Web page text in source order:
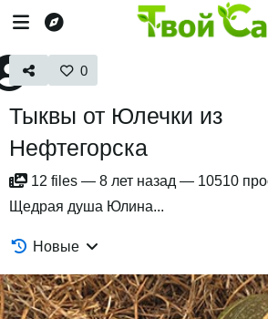
0
Тыквы от Юлечки из
Нефтегорска
12 files — 8 лет назад — 10510
Щедрая душа Юлина...
Новые